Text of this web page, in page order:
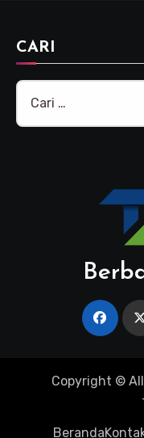
CARI
Cari
Copyright ©
Beranda